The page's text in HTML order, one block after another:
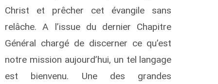
Christ et prêcher cet évangile sans
relâche. A l’issue du dernier Chapitre
Général chargé de discerner ce qu’est
notre mission aujourd’hui, un tel langage
est bienvenu. Une des grandes